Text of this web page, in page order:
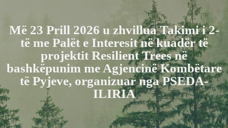
Më 23 Prill 2026 u zhvillua Takimi i 2-
të me Palët e Interesit në kuadër të
projektit Resilient Trees në
bashkëpunim me Agjencinë Kombëtare
të Pyjeve, organizuar nga PSEDA-
ILIRIA